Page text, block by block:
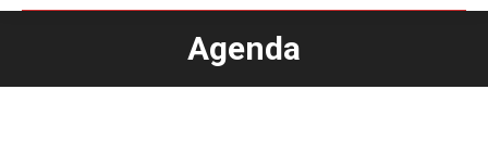
Agenda
You are here: